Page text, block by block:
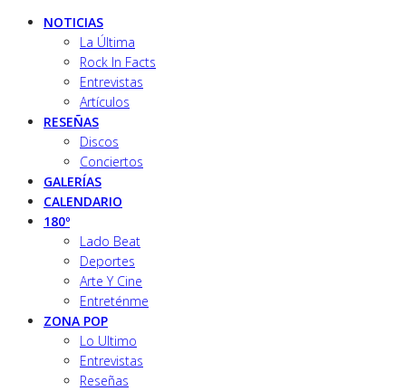
NOTICIAS
La Última
Rock In Facts
Entrevistas
Artículos
RESEÑAS
Discos
Conciertos
GALERÍAS
CALENDARIO
180º
Lado Beat
Deportes
Arte Y Cine
Entreténme
ZONA POP
Lo Ultimo
Entrevistas
Reseñas